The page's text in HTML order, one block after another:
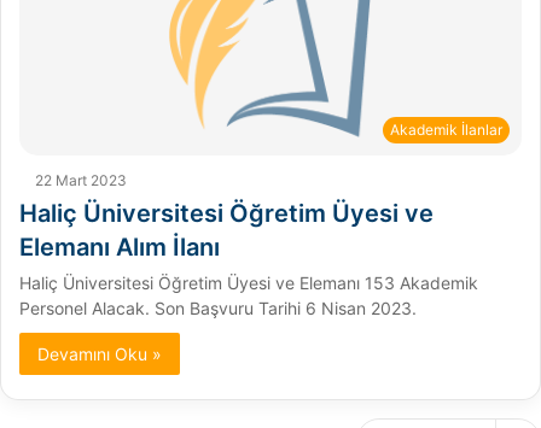
Akademik İlanlar
22 Mart 2023
Haliç Üniversitesi Öğretim Üyesi ve
Elemanı Alım İlanı
Haliç Üniversitesi Öğretim Üyesi ve Elemanı 153 Akademik
Personel Alacak. Son Başvuru Tarihi 6 Nisan 2023.
Devamını Oku »